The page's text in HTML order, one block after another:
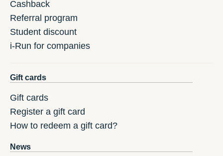
Cashback
Referral program
Student discount
i-Run for companies
Gift cards
Gift cards
Register a gift card
How to redeem a gift card?
News